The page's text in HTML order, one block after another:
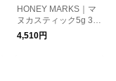
HONEY MARKS｜マ
ヌカスティック5g 30
本入ギフト缶 ギフト
ボックス入
4,510円